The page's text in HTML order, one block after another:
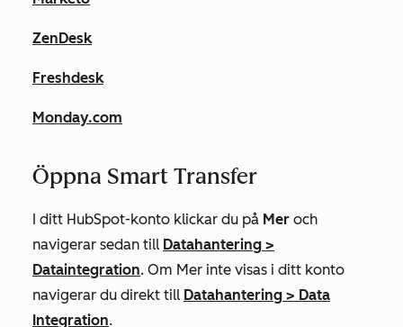
ZenDesk
Freshdesk
Monday.com
Öppna Smart Transfer
I ditt HubSpot-konto klickar du på Mer och
navigerar sedan till Datahantering >
Dataintegration. Om Mer inte visas i ditt konto
navigerar du direkt till Datahantering > Data
Integration.